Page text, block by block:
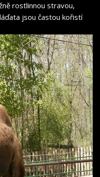
rostlinnou stravou,
jsou častou kořistí